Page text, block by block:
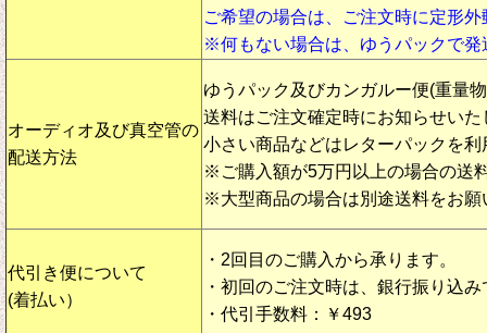
ご希望の場合は、ご注文時に定形
※何もない場合は、ゆうパックで発
オーディオ及び真空管の
配送方法
ゆうパック及びカンガルー便(重量
送料はご注文確定時にお知らせいた
小さい商品などはレターパックを利
※ご購入額が5万円以上の場合の送
※大型商品の場合は別途送料をお願
代引き便について
(着払い）
・2回目のご購入から承ります。
・初回のご注文時は、銀行振り込
・代引手数料：￥493